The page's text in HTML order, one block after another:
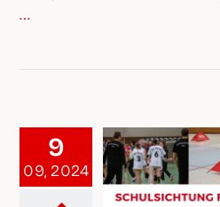
…
9
09, 2024